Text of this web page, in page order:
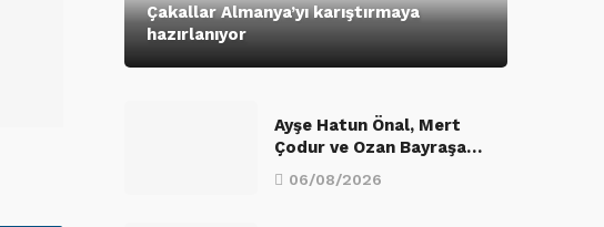
Çakallar Almanya’yı karıştırmaya
hazırlanıyor
Ayşe Hatun Önal, Mert
Çodur ve Ozan Bayraşa…
06/08/2026